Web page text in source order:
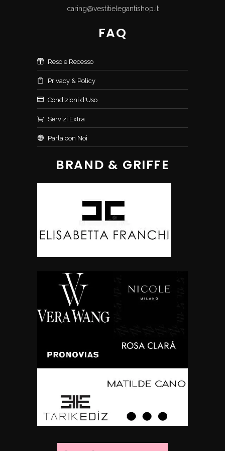
caring@vestitielegantishop.it
FAQ
Reso e Recesso
Privacy & Policy
Condizioni d'Uso
Servizi Extra
Parla con Noi
BRAND & GRIFFE